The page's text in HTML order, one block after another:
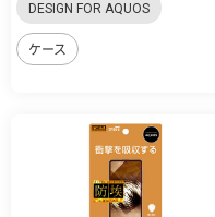
DESIGN FOR AQUOS
ケース